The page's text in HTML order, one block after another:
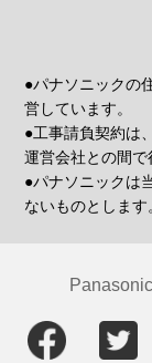
●パナソニックの
営しています。
●工事請負契約は
運営会社との間で
●パナソニックは
ないものとします